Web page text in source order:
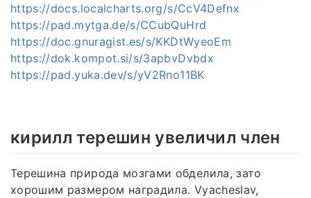
https://docs.localcharts.org/s/CcV4Defnx
https://pad.mytga.de/s/CCubQuHrd
https://doc.gnuragist.es/s/KKDtWyeoEm
https://dok.kompot.si/s/3apbvDvbdx
https://pad.yuka.dev/s/yV2Rno11BK
кирилл терешин увеличил член
Терешина природа мозгами обделила, зато
хорошим размером наградила. Vyacheslav,